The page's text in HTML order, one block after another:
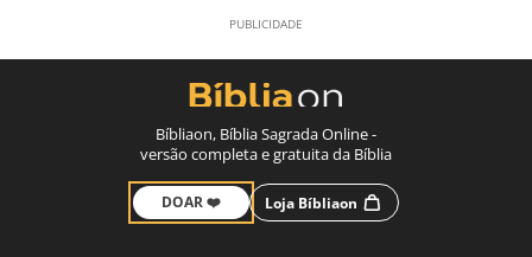
Bíbliaon, Bíblia Sagrada Online -
versão completa e gratuita da Bíblia
DOAR ❤️ Loja Bíbliaon